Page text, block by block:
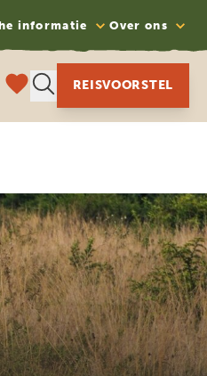
informatie Over ons
REISVOORSTEL